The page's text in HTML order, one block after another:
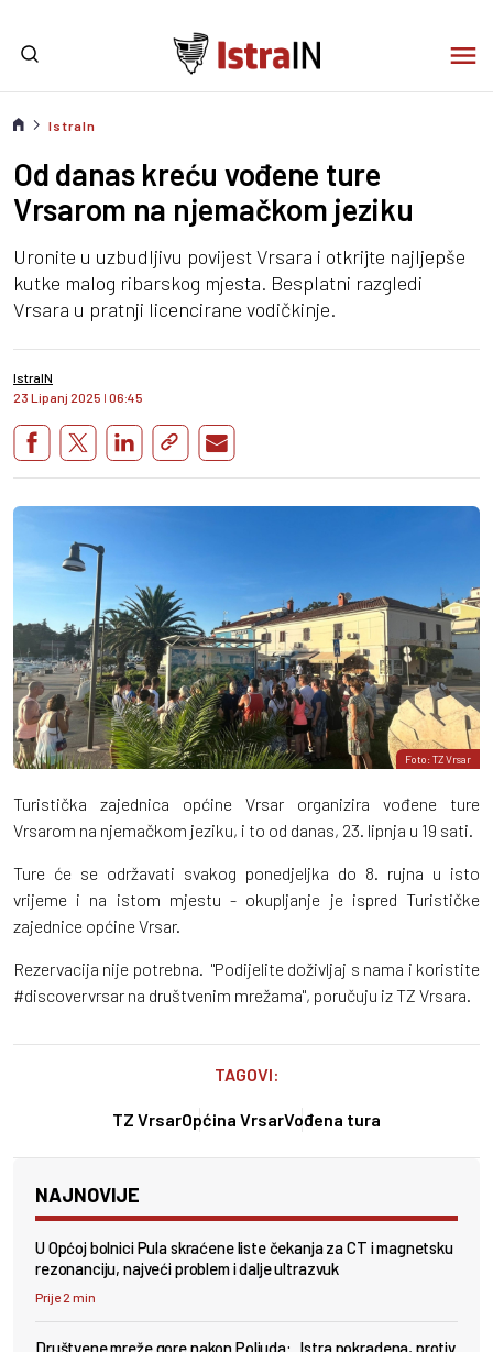
IstraIn
Od danas kreću vođene ture
Vrsarom na njemačkom jeziku
Uronite u uzbudljivu povijest Vrsara i otkrijte najljepše
kutke malog ribarskog mjesta. Besplatni razgledi
Vrsara u pratnji licencirane vodičkinje.
IstraIN
23 Lipanj 2025 I 06:45
Foto: TZ Vrsar
Turistička zajednica općine Vrsar organizira vođene ture
Vrsarom na njemačkom jeziku, i to od danas, 23. lipnja u 19 sati.
Ture će se održavati svakog ponedjeljka do 8. rujna u isto
vrijeme i na istom mjestu - okupljanje je ispred Turističke
zajednice općine Vrsar.
Rezervacija nije potrebna. "Podijelite doživljaj s nama i koristite
#discovervrsar na društvenim mrežama", poručuju iz TZ Vrsara.
TAGOVI:
TZ VrsarOpćina VrsarVođena tura
NAJNOVIJE
U Općoj bolnici Pula skraćene liste čekanja za CT i magnetsku
rezonanciju, najveći problem i dalje ultrazvuk
Prije 2 min
Društvene mreže gore nakon Poljuda: „Istra pokradena, protiv